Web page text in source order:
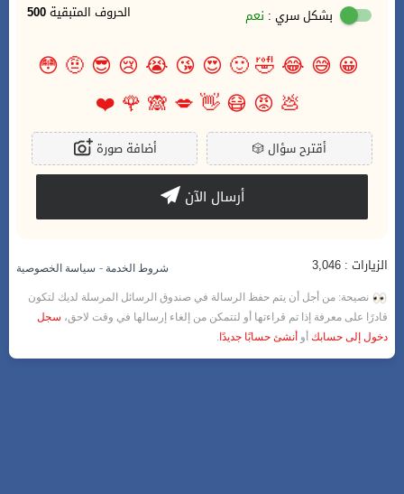
500 الحروف المتبقية بشكل سري : نعم
😀
😅
😂
🤣
🙂
😍
😘
😭
😢
😎
🤨
😳
💩
😡
😷
👋
💋
🙈
🌹
❤️
🎲أقترح سؤال أضافة صورة
أرسال الآن
الزيارات : 3,046 شروط الخدمة - سياسة الخصوصية
نصيحة: من أجل أن يتم حفظ الرسالة في صندوق الرسائل المرسلة لديك لتكون
قادرًا على معرفة إذا تم قراءتها أو لتتمكن من إلغاء إرسالها في وقت لاحق، سجل
دخول إلى حسابك أو أنشئ حسابًا جديدًا .